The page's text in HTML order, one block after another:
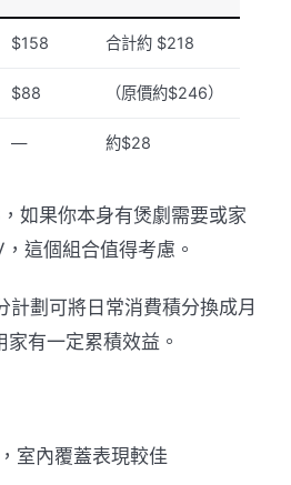
$158 合計約 $218
$88 （原價約$246）
— 約$28
如果你本身有煲劇需要或家
這個組合值得考慮。
計劃可將日常消費積分換成月
有一定累積效益。
室內覆蓋表現較佳